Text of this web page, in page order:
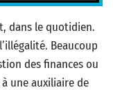
dans le quotidien.
Beaucoup
des finances ou
une auxiliaire de